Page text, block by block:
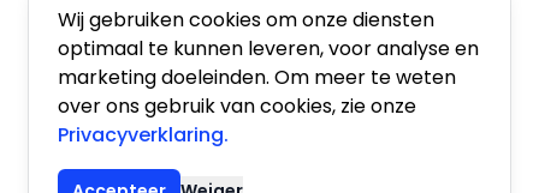
Wij gebruiken cookies om onze diensten
optimaal te kunnen leveren, voor analyse en
marketing doeleinden. Om meer te weten
over ons gebruik van cookies, zie onze
Privacyverklaring.
Schakel of automaat?
Financieren of Kopen?